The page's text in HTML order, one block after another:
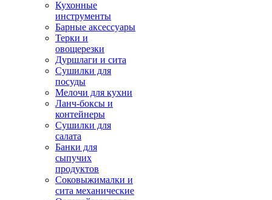
Кухонные
инструменты
Барные аксессуары
Терки и
овощерезки
Дуршлаги и сита
Сушилки для
посуды
Мелочи для кухни
Ланч-боксы и
контейнеры
Сушилки для
салата
Банки для
сыпучих
продуктов
Соковыжималки и
сита механические